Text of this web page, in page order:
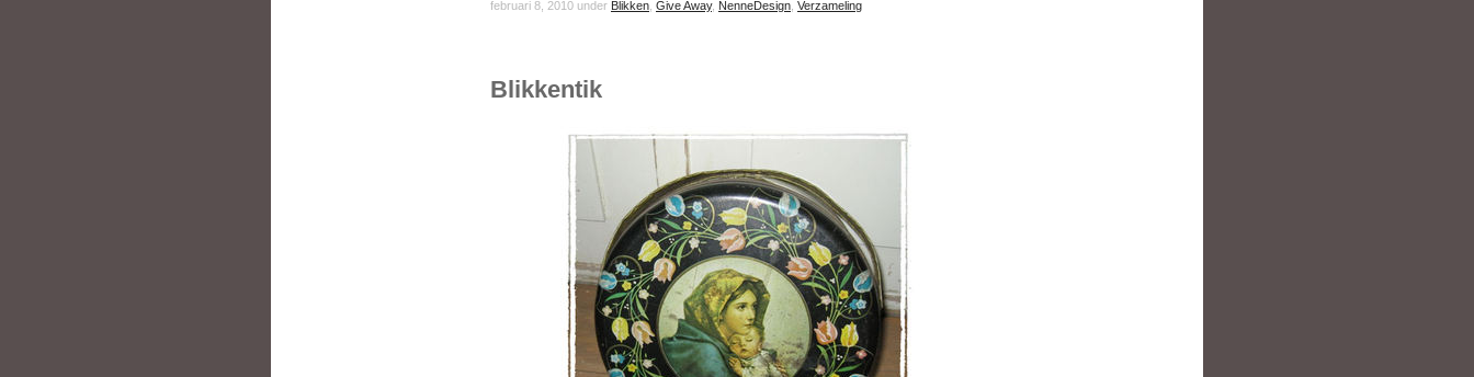
februari 8, 2010 under Blikken Give Away, NenneDesign Verzameling
Blikkentik